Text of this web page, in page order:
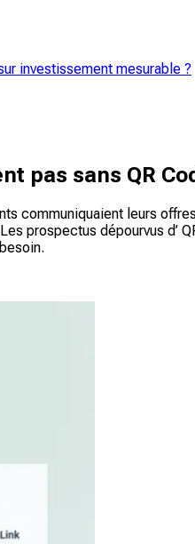
investissement mesurable ?
pas sans QR
communiquaient leurs
prospectus dépourvus d’